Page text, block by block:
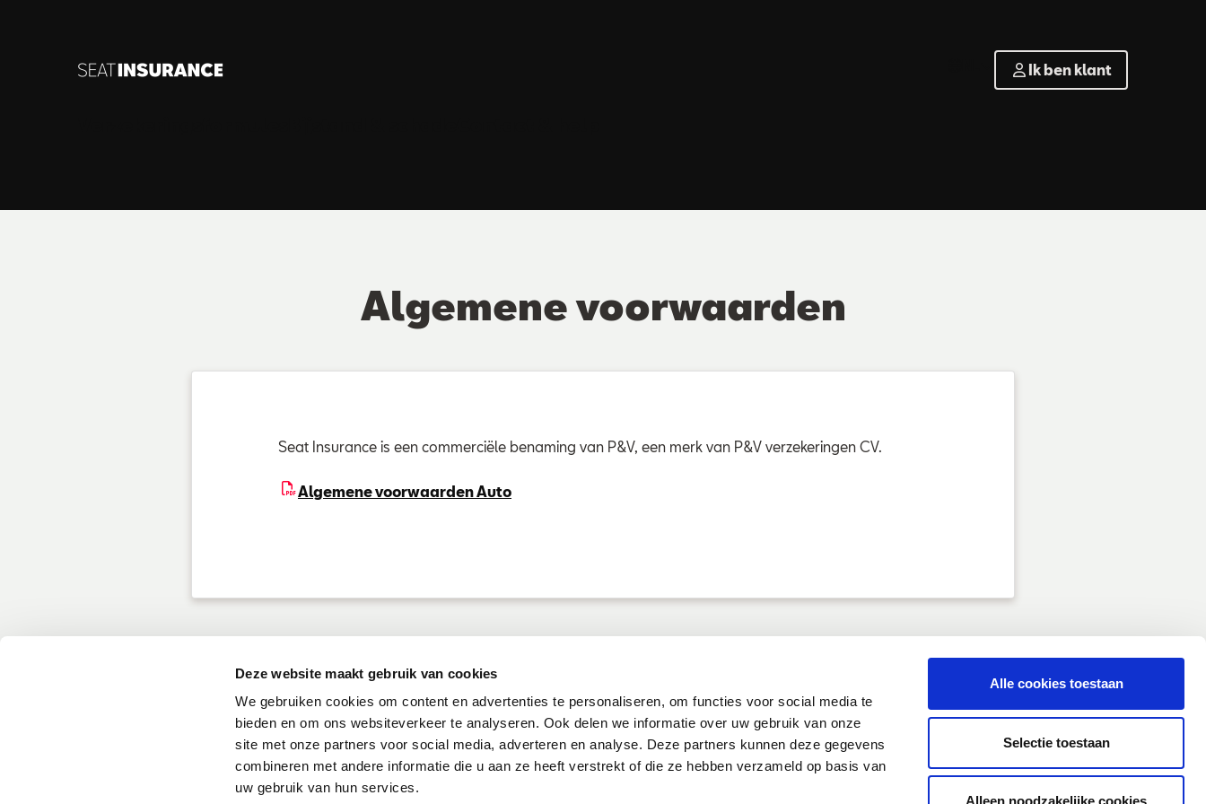
Deze website maakt gebruik van cookies
We gebruiken cookies om content en advertenties te personaliseren, om functies voor social media te
bieden en om ons websiteverkeer te analyseren. Ook delen we informatie over uw gebruik van onze
site met onze partners voor social media, adverteren en analyse. Deze partners kunnen deze gegevens
combineren met andere informatie die u aan ze heeft verstrekt of die ze hebben verzameld op basis van
uw gebruik van hun services.
Alle cookies toestaan
Selectie toestaan
Alleen noodzakelijke cookies
Ik ben klant
Algemene voorwaarden
Seat Insurance is een commerciële benaming van P&V, een merk van P&V verzekeringen CV.
Algemene voorwaarden Auto
Wettelijke info Verzekeringen Contacteer ons
is een commerciële benaming van P&V, merk van P&V